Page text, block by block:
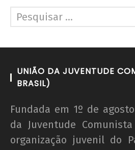
UNIÃO DA JUVENTUDE
BRASIL)
Fundada em 1º de
da Juventude
organização juvenil do